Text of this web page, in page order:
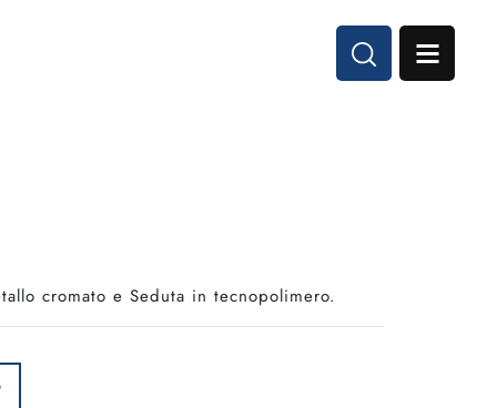
cromato e Seduta in tecnopolimero.